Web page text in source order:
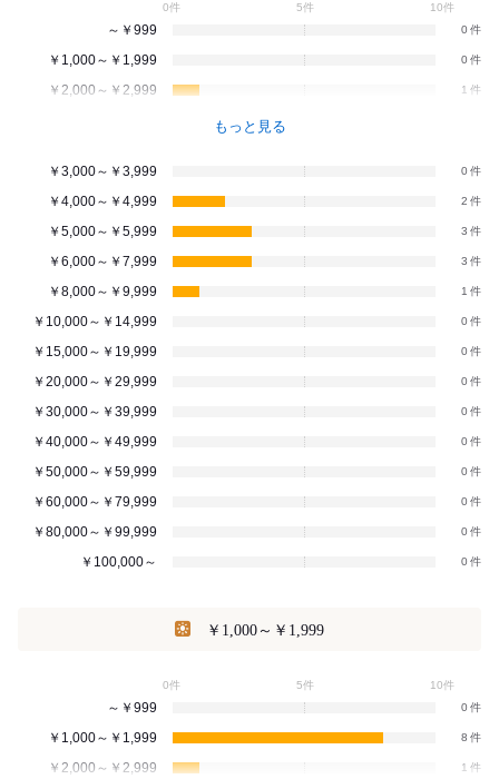
0件 5件 10件
～￥999 0
￥1,000～￥1,999 0
￥2,000～￥2,999 1
もっと見る
￥3,000～￥3,999 0
￥4,000～￥4,999 2
￥5,000～￥5,999 3
￥6,000～￥7,999 3
￥8,000～￥9,999 1
￥10,000～￥14,999 0
￥15,000～￥19,999 0
￥20,000～￥29,999 0
￥30,000～￥39,999 0
￥40,000～￥49,999 0
￥50,000～￥59,999 0
￥60,000～￥79,999 0
￥80,000～￥99,999 0
￥100,000～ 0
￥1,000～￥1,999
0件 5件 10件
～￥999 0
￥1,000～￥1,999 8
￥2,000～￥2,999 1